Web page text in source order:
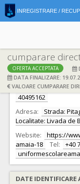
INREGISTRARE /
cumparare
OFERTA ACCEPTATA
DATA FINALIZARE:
VALOARE CUMPARARE
DATE IDENTIFICARE
Ofertant: S.C.
40495162
Adresa:
Strada:
Localitate: Livada de
Website:
https://
amaia-18
Tel: +40
DATE